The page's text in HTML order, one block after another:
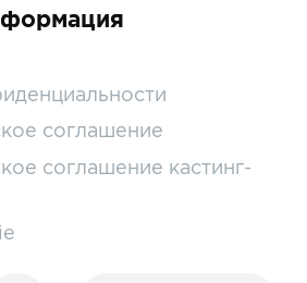
соглашение
соглашение кастинг-